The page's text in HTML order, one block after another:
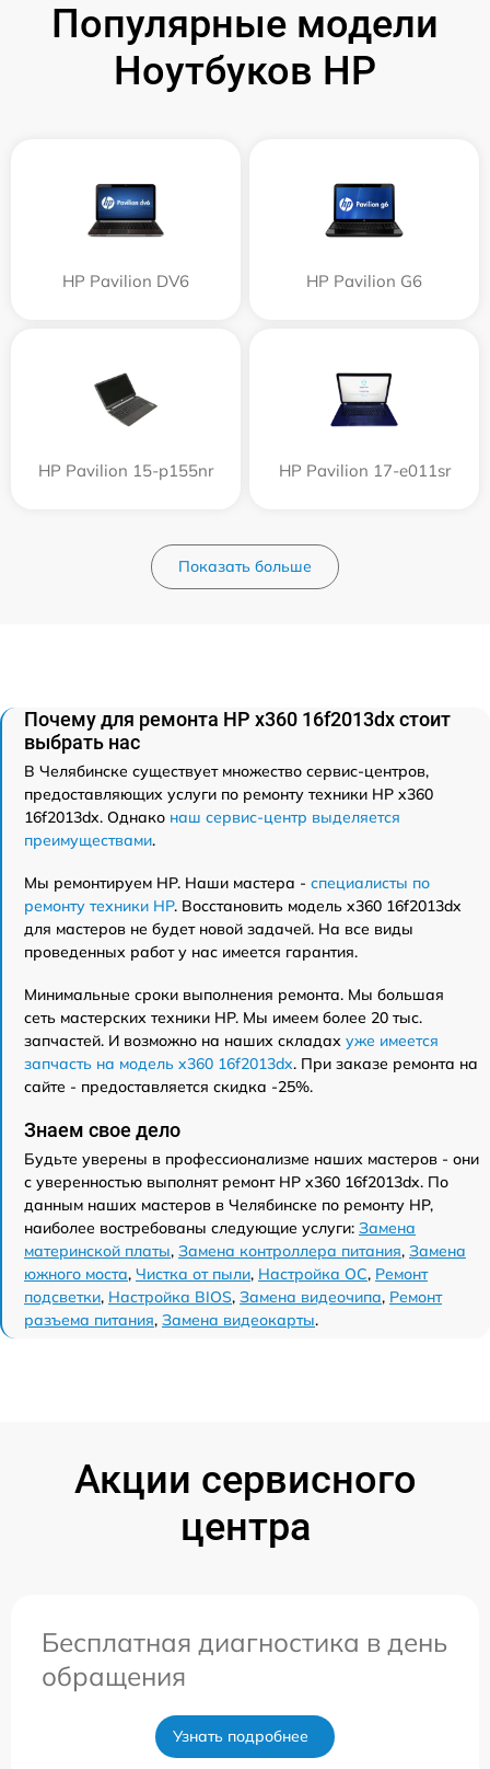
Популярные модели
Ноутбуков HP
HP Pavilion DV6 HP Pavilion G6
HP Pavilion 15-p155nr HP Pavilion 17-e011sr
Показать больше
Почему для ремонта HP x360 16f2013dx стоит
выбрать нас
В Челябинске существует множество сервис-центров,
предоставляющих услуги по ремонту техники HP x360
16f2013dx. Однако наш сервис-центр выделяется
преимуществами.
Мы ремонтируем HP. Наши мастера - специалисты по
ремонту техники HP. Восстановить модель x360 16f2013dx
для мастеров не будет новой задачей. На все виды
проведенных работ у нас имеется гарантия.
Минимальные сроки выполнения ремонта. Мы большая
сеть мастерских техники HP. Мы имеем более 20 тыс.
запчастей. И возможно на наших складах уже имеется
запчасть на модель x360 16f2013dx. При заказе ремонта на
сайте - предоставляется скидка -25%.
Знаем свое дело
Будьте уверены в профессионализме наших мастеров - они
с уверенностью выполнят ремонт HP x360 16f2013dx. По
данным наших мастеров в Челябинске по ремонту HP,
наиболее востребованы следующие услуги: Замена
материнской платы, Замена контроллера питания, Замена
южного моста, Чистка от пыли, Настройка ОС, Ремонт
подсветки, Настройка BIOS, Замена видеочипа, Ремонт
разъема питания, Замена видеокарты.
Акции сервисного
центра
Бесплатная диагностика в день
обращения
Узнать подробнее